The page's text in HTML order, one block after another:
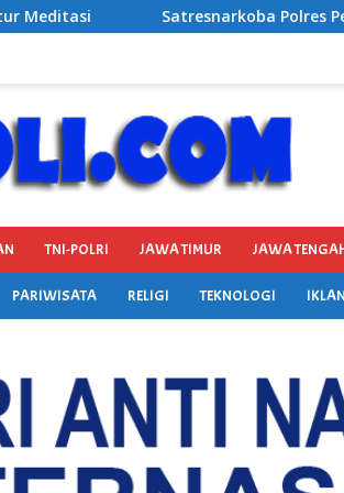
Polres Pelabuhan Tanjung Perak Bongkar
TNI-POLRI JAWA TIMUR JAWA
PARIWISATA RELIGI TEKNOLOGI